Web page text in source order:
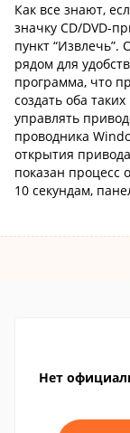
Как все знают,
значку CD/DVD-
пункт “Извлечь”.
рядом для
программа, что
создать оба
управлять
проводника
открытия
показан процесс
10 секундам,
Нет